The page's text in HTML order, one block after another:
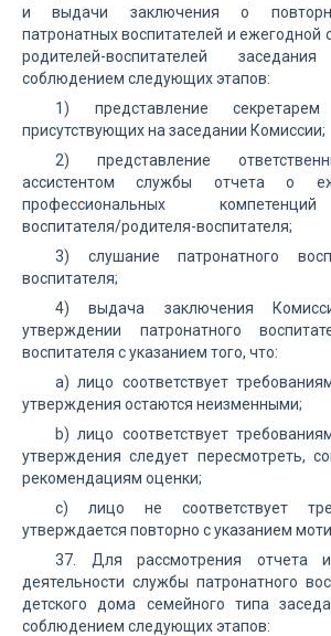
и выдачи заключения о
патронатных воспитателей и ежегодной
родителей-воспитателей
соблюдением следующих этапов:
1) представление
присутствующих на заседании Комиссии;
2) представление
ассистентом службы отчета о
профессиональных
воспитателя/родителя-воспитателя;
3) слушание патронатного
воспитателя;
4) выдача заключения
утверждении патронатного
воспитателя с указанием того, что:
а) лицо соответствует
утверждения остаются неизменными;
b) лицо соответствует
утверждения следует пересмотреть,
рекомендациям оценки;
c) лицо не соответствует
утверждается повторно с указанием
37. Для рассмотрения отчета
деятельности службы патронатного
детского дома семейного типа
соблюдением следующих этапов: